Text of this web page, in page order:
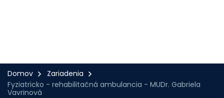
Domov
Zariadenia
Fyziatricko - rehabilitačná ambulancia - MUDr. Gabriela
Vavrinová